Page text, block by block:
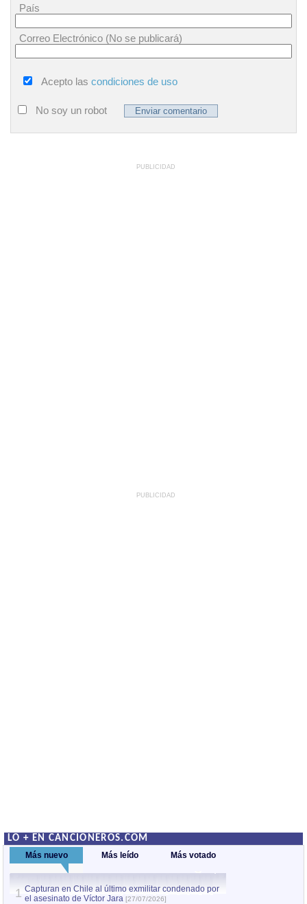
País
Correo Electrónico (No se publicará)
Acepto las condiciones de uso
No soy un robot
PUBLICIDAD
PUBLICIDAD
LO + EN CANCIONEROS.COM
Más nuevo Más leído Más votado
1 Capturan en Chile al último exmilitar condenado por
el asesinato de Víctor Jara [27/07/2026]